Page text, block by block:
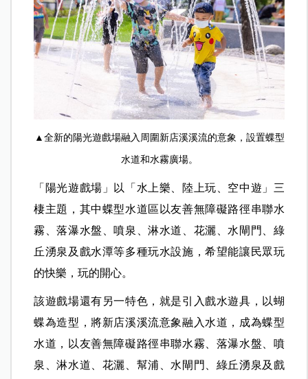
▲全新的陽光遊戲場融入周圍新店溪溪流的意象，設置蝶型
水道和水霧廣場。
「陽光遊戲場」以「水上樂、陸上玩、空中遊」三
棲主題，其中蝶型水道區以友善無障礙路徑串聯水
霧、落瀑水盤、噴泉、淋水道、花灑、水閘門、綠
丘湧泉及戲水潭等多種玩水設施，希望能讓民眾玩
的快樂，玩的開心。
該遊戲場還有另一特色，就是引入戲水遊具，以蝴
蝶為造型，將新店溪溪流意象融入水道，成為蝶型
水道，以友善無障礙路徑串聯水霧、落瀑水盤、噴
泉、淋水道、花灑、幫浦、水閘門、綠丘湧泉及戲